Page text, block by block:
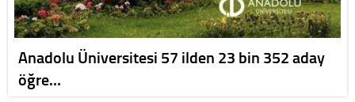
Anadolu Üniversitesi 57 ilden 23 bin 352 aday
öğre…